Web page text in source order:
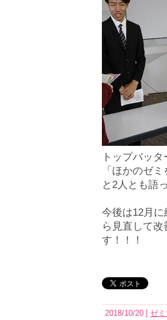
トップバッ
「ほかのゼ
と2人とも語
今後は12月
ら見直して
す！！！
2018/10/20 ゼ